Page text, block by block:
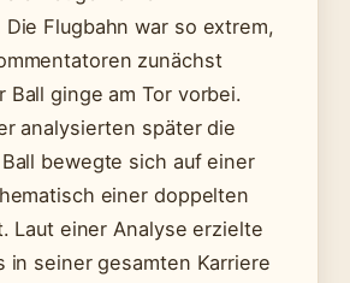
Flugbahn war so extrem,
zunächst
Ball ginge am Tor vorbei.
analysierten später die
bewegte sich auf einer
einer doppelten
Laut einer Analyse erzielte
in seiner gesamten Karriere